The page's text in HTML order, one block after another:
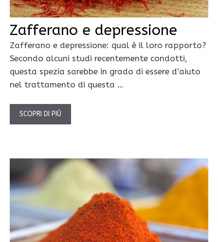
Zafferano e depressione
Zafferano e depressione: qual è il loro rapporto?
Secondo alcuni studi recentemente condotti,
questa spezia sarebbe in grado di essere d’aiuto
nel trattamento di questa …
SCOPRI DI PIÙ